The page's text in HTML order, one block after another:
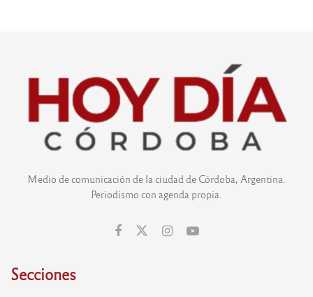
Medio de comunicación de la ciudad de Córdoba, Argentina.
Periodismo con agenda propia.
Secciones